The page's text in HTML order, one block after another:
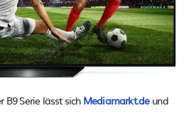
Serie lässt sich Mediamarkt.deund